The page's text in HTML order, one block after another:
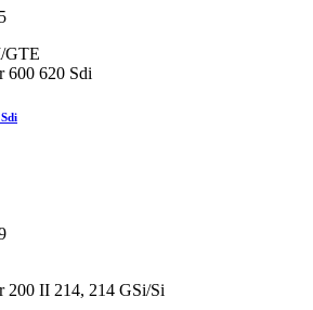
GTE